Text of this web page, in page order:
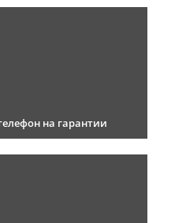
на гарантии